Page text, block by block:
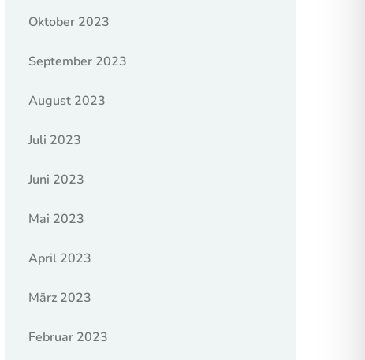
Oktober 2023
September 2023
August 2023
Juli 2023
Juni 2023
Mai 2023
April 2023
März 2023
Februar 2023